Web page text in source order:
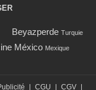
Beyazperde Turquie
México Mexique
CGU CGV